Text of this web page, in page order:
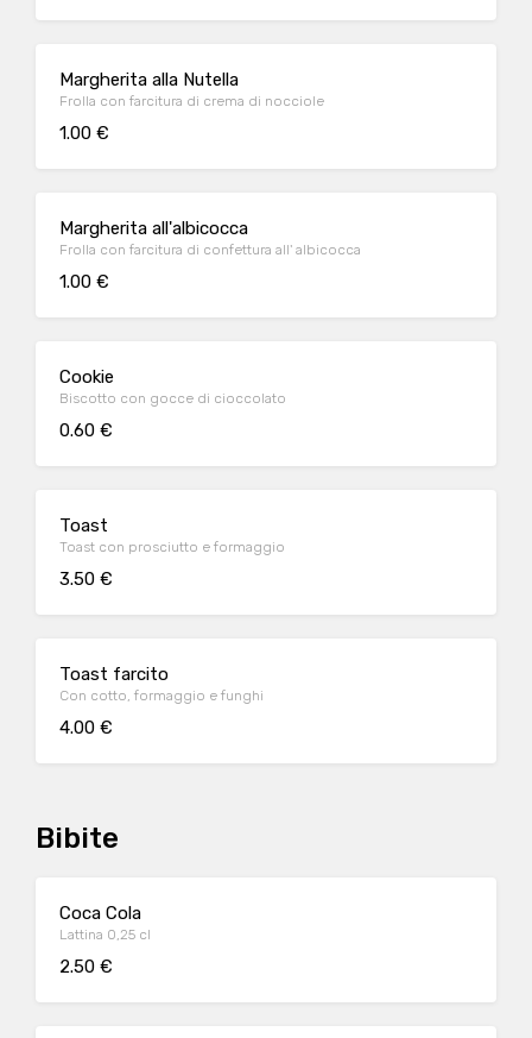
Margherita alla Nutella
Frolla con farcitura di crema di nocciole
1.00 €
Margherita all'albicocca
Frolla con farcitura di confettura all' albicocca
1.00 €
Cookie
Biscotto con gocce di cioccolato
0.60 €
Toast
Toast con prosciutto e formaggio
3.50 €
Toast farcito
Con cotto, formaggio e funghi
4.00 €
Bibite
Coca Cola
Lattina 0,25 cl
2.50 €